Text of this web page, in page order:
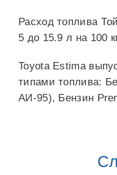
Расход топлива
5 до 15.9 л на 100
Toyota Estima
типами топлива:
АИ-95), Бензин